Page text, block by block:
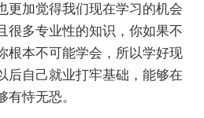
更加觉得我们现在学习的机会
很多专业性的知识，你如果不
根本不可能学会，所以学好现
后自己就业打牢基础，能够在
有恃无恐。